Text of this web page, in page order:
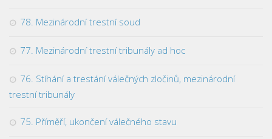
78. Mezinárodní trestní soud
77. Mezinárodní trestní tribunály ad hoc
76. Stíhání a trestání válečných zločinů, mezinárodní
trestní tribunály
75. Příměří, ukončení válečného stavu